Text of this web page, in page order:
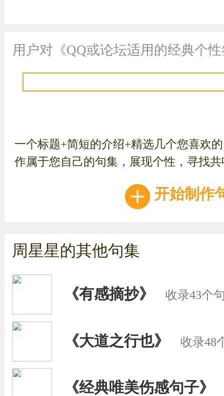
用户对《QQ或论坛适用的经典个
一个标题+简短的介绍+精选几个您喜欢
作属于您自己的句集，展现个性，寻找
开始制作
周星星的其他句集
《有感摘抄》 收录43个
《大道之行也》 收录48
《经典唯美伤感句子》